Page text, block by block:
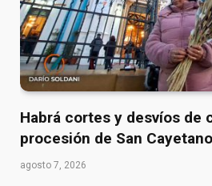
Habrá cortes y desvíos de
procesión de San
agosto 7, 2026